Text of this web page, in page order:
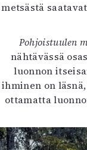
metsästä
Pohjoistuulen
nähtävässä
luonnon
ihminen on
ottamatta